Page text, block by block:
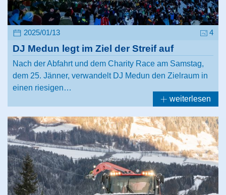
2025/01/13 4
DJ Medun legt im Ziel der Streif auf
Nach der Abfahrt und dem Charity Race am Samstag,
dem 25. Jänner, verwandelt DJ Medun den Zielraum in
einen riesigen…
weiterlesen